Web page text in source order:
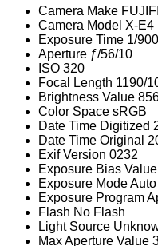
Camera Make
Camera Model X-E4
Exposure Time 1/
Aperture ƒ/56/10
ISO 320
Focal Length 1190/
Brightness Value
Color Space sRGB
Date Time Digitized
Date Time Original
Exif Version 0232
Exposure Bias Value
Exposure Mode
Exposure Program
Flash No Flash
Light Source
Max Aperture Value